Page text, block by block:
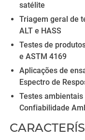
satélite
Triagem geral de
ALT e HASS
Testes de
e ASTM 4169
Aplicações de
Espectro de
Testes ambientais
Confiabilidade